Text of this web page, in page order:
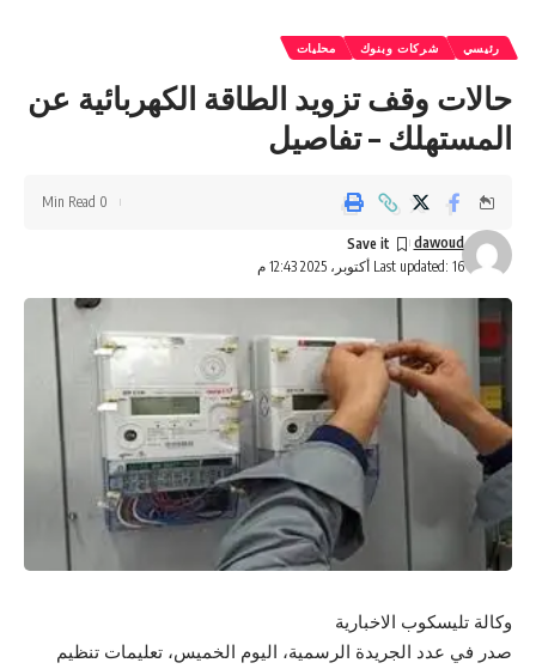
رئيسي شركات وبنوك محليات
حالات وقف تزويد الطاقة الكهربائية عن
المستهلك – تفاصيل
Last updated: 16 أكتوبر، 2025 12:43 م
dawoud
0 Min Read
وكالة تليسكوب الاخبارية
صدر في عدد الجريدة الرسمية، اليوم الخميس، تعليمات تنظيم